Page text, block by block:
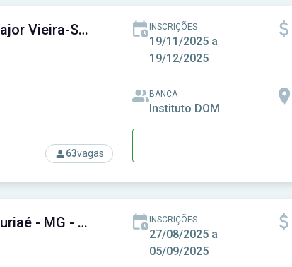
63vagas
Prefeitura de Major Vieira-SC - Prefeitura Municipal de Major Vieira-SC INSCRIÇÕES
19/11/2025 a
19/12/2025
BANCA
Instituto DOM
Prefeitura de Muriaé - MG - Prefeitura Municipal de Muriaé - MG INSCRIÇÕES
27/08/2025 a
05/09/2025